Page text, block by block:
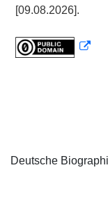
[09.08.2026].
Deutsche